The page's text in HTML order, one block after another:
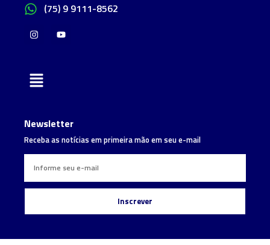
(75) 9 9111-8562
Newsletter
Receba as notícias em primeira mão em seu e-mail
Inscrever